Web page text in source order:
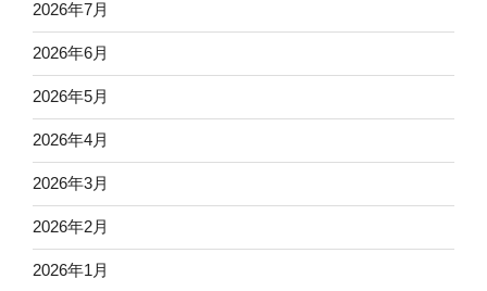
2026年7月
2026年6月
2026年5月
2026年4月
2026年3月
2026年2月
2026年1月